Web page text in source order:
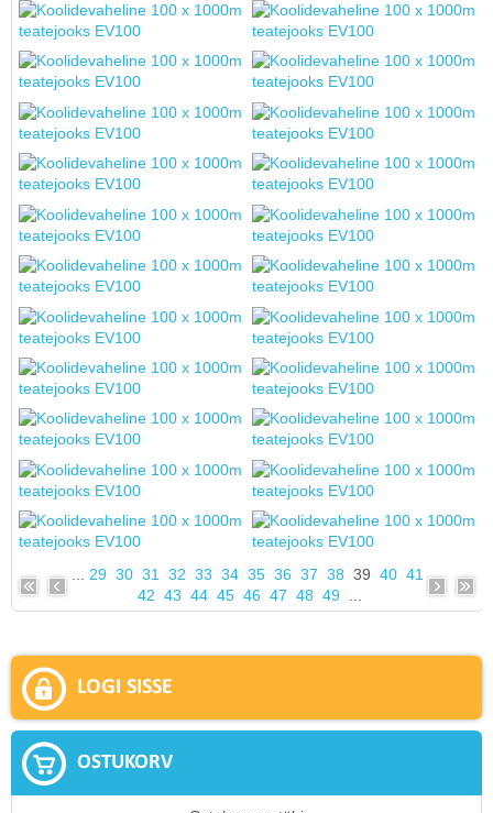
29 30 31 32 33 34 35 36 37 38 39 40 41
42 43 44 45 46 47 48 49
LOGI SISSE
OSTUKORV